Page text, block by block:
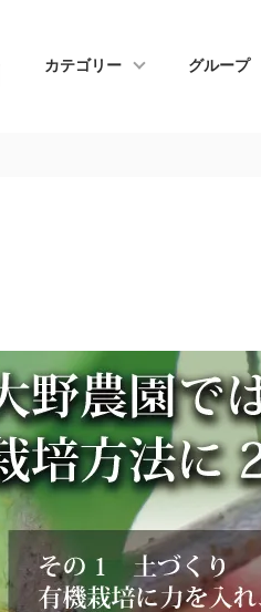
カテゴリー グループ